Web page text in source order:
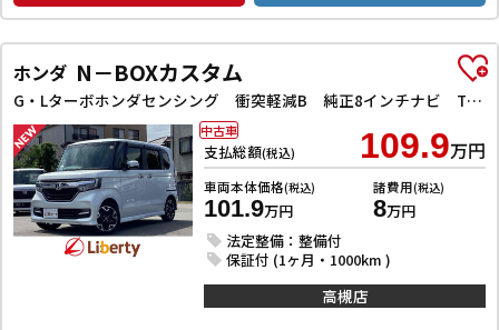
ホンダ N－BOXカスタム
G・Lターボホンダセンシング 衝突軽減B 純正8インチナビ TV Bluetooth対応 Bカメラ ビルドインETC 両側自動ドア アダプティブクルーズコントロール 革巻きステアリング パドルシフト LEDヘッドライト スマートキ
支払総額(税込) 109.9万円
車両本体価格(税込)
101.9万円
諸費用(税込)
8万円
法定整備：整備付
保証付 (1ヶ月・1000km )
中古車
高槻店